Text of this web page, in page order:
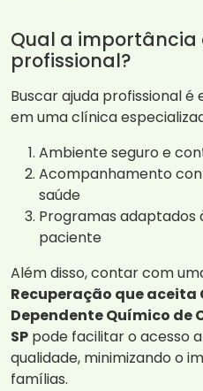
Qual a
profissional?
Buscar ajuda profissional
em uma clínica
Ambiente seguro e
Acompanhamento
saúde
Programas adaptados
paciente
Além disso, contar com
Recuperação que aceita
Dependente Químico de
SP pode facilitar o acesso
qualidade, minimizando o
famílias.